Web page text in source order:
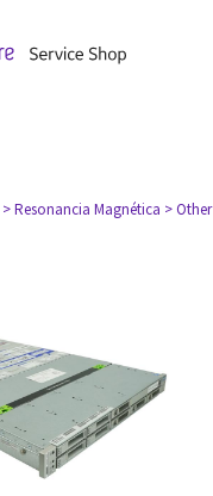
> Resonancia Magnética >